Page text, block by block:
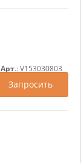
Арт.: V153030803
Запросить